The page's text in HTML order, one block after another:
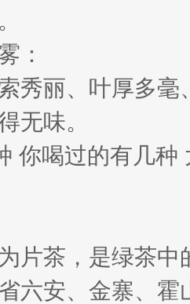
：
秀丽、叶厚多
无味。
片茶，是绿茶
六安、金寨、霍